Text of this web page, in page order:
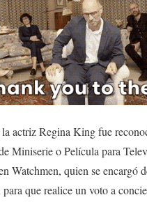
actriz Regina King fue
Miniserie o Película para
Watchmen, quien se encargó
que realice un voto a